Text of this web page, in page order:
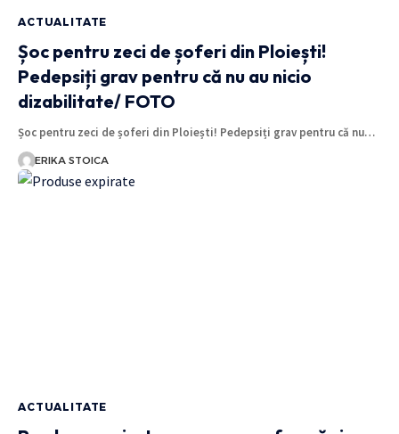
ACTUALITATE
Șoc pentru zeci de șoferi din Ploiești!
Pedepsiți grav pentru că nu au nicio
dizabilitate/ FOTO
Șoc pentru zeci de șoferi din Ploiești! Pedepsiți grav pentru că nu…
ERIKA STOICA
ACTUALITATE